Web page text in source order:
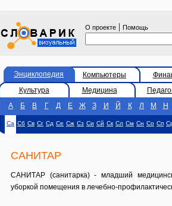
О проекте | Помощь
Энциклопедия Компьютеры
Культура
Медицина
А
Б В Г Д Е Ж З И Й К Л М Н
Са Сб Св Сг Сд Се Сж Сз Си Сй Ск Сл См Сн Со Сп
САНИТАР
САНИТАР (санитарка) - младший
уборкой помещения в лечебно-